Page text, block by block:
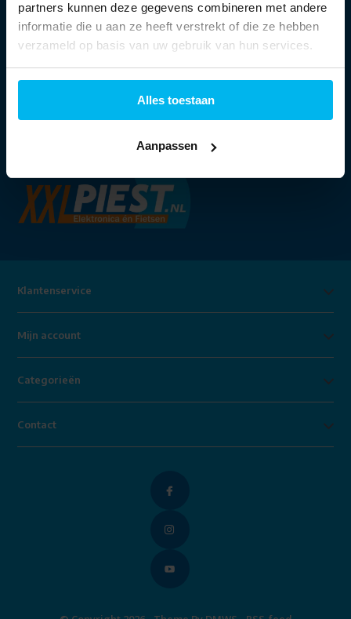
partners kunnen deze gegevens combineren met andere
informatie die u aan ze heeft verstrekt of die ze hebben
verzameld op basis van uw gebruik van hun services.
Alles toestaan
Aanpassen
Openingstijden:
Ma:
13:30 - 18:00 uur
Di t/m vr:09:30 - 18:00 uur
09:00 - 17:00 uur
Klantenservice
Mijn account
Categorieën
Contact